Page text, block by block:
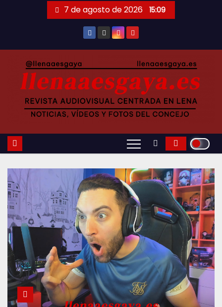
7 de agosto de 2026 15:09